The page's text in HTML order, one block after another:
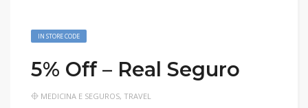
IN STORE CODE
5% Off – Real Seguro
MEDICINA E SEGUROS, TRAVEL